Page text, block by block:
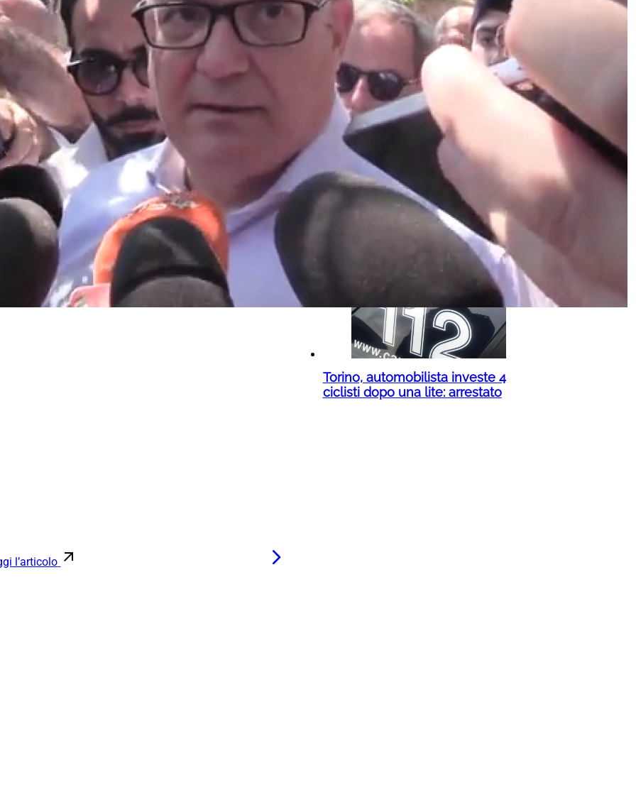
l’articolo
Ceuta, è ancora delirio alla
frontiera. E spuntano sei denunce
per aggressioni sessuali ai danni
dei migranti sbarcati in massa il 30
luglio
La tonnellata che vale cinque: il
carbonio può rilanciare il Piano
Mattei. Ecco come l’Europa può
Torino, automobilista investe 4
ciclisti dopo una lite: arrestato